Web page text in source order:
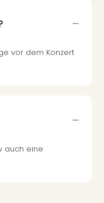
vor dem Konzert
auch eine